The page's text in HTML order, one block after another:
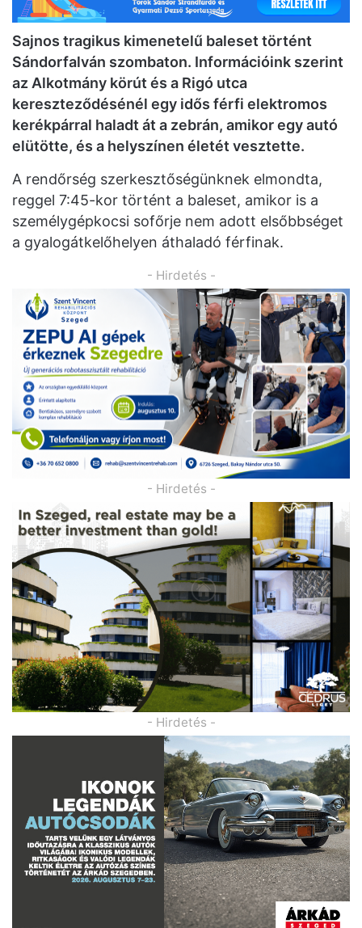
Sajnos tragikus kimenetelű baleset történt
Sándorfalván szombaton. Információink szerint
az Alkotmány körút és a Rigó utca
kereszteződésénél egy idős férfi elektromos
kerékpárral haladt át a zebrán, amikor egy autó
elütötte, és a helyszínen életét vesztette.
A rendőrség szerkesztőségünknek elmondta,
reggel 7:45-kor történt a baleset, amikor is a
személygépkocsi sofőrje nem adott elsőbbséget
a gyalogátkelőhelyen áthaladó férfinak.
- Hirdetés -
- Hirdetés -
- Hirdetés -